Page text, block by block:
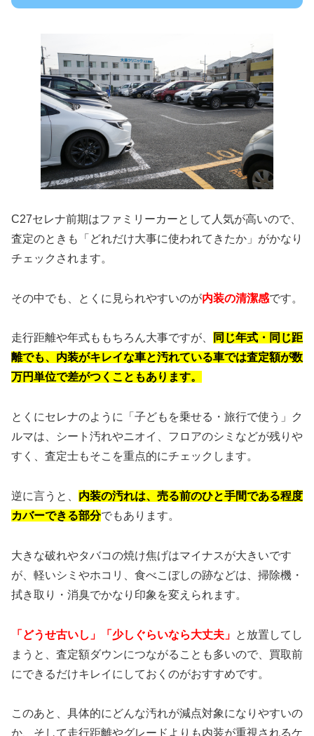
C27セレナ前期はファミリーカーとして人気が高いので、
査定のときも「どれだけ大事に使われてきたか」がかなり
チェックされます。
その中でも、とくに見られやすいのが内装の清潔感です。
走行距離や年式ももちろん大事ですが、
同じ年式・同じ距
離でも、内装がキレイな車と汚れている車では査定額が数
万円単位で差がつくこともあります。
とくにセレナのように「子どもを乗せる・旅行で使う」ク
ルマは、シート汚れやニオイ、フロアのシミなどが残りや
すく、査定士もそこを重点的にチェックします。
逆に言うと、 内装の汚れは、売る前のひと手間である程度
カバーできる部分でもあります。
大きな破れやタバコの焼け焦げはマイナスが大きいです
が、軽いシミやホコリ、食べこぼしの跡などは、掃除機・
拭き取り・消臭でかなり印象を変えられます。
「どうせ古いし」「少しぐらいなら大丈夫」 と放置してし
まうと、査定額ダウンにつながることも多いので、買取前
にできるだけキレイにしておくのがおすすめです。
このあと、具体的にどんな汚れが減点対象になりやすいの
か、そして走行距離やグレードよりも内装が重視されるケ